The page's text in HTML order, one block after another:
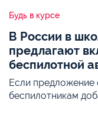
Будь в курсе
В России в
предлагают
беспилотной
Если предложение
беспилотникам